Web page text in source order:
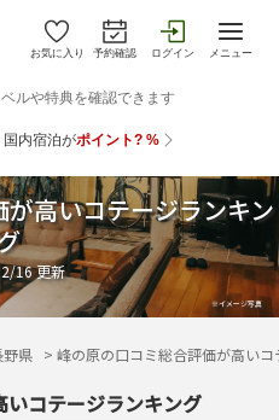
お気に入り 予約確認 ログイン メニュー
高いコテージランキン
16更新
野県 > 峰の原の口コミ総合評価が高い
コテージランキング